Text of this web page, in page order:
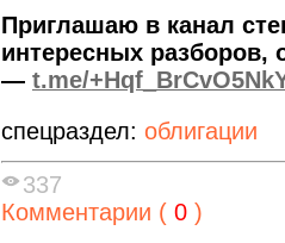
Приглашаю в канал
интересных разборов,
— t.me/
спецраздел: облигации
337
Комментарии ( 0 )